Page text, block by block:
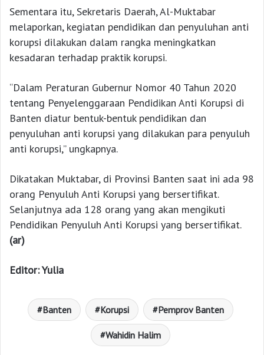
Sementara itu, Sekretaris Daerah, Al-Muktabar
melaporkan, kegiatan pendidikan dan penyuluhan anti
korupsi dilakukan dalam rangka meningkatkan
kesadaran terhadap praktik korupsi.
“Dalam Peraturan Gubernur Nomor 40 Tahun 2020
tentang Penyelenggaraan Pendidikan Anti Korupsi di
Banten diatur bentuk-bentuk pendidikan dan
penyuluhan anti korupsi yang dilakukan para penyuluh
anti korupsi,” ungkapnya.
Dikatakan Muktabar, di Provinsi Banten saat ini ada 98
orang Penyuluh Anti Korupsi yang bersertifikat.
Selanjutnya ada 128 orang yang akan mengikuti
Pendidikan Penyuluh Anti Korupsi yang bersertifikat.
(ar)
Editor: Yulia
Banten Korupsi Pemprov Banten
Wahidin Halim